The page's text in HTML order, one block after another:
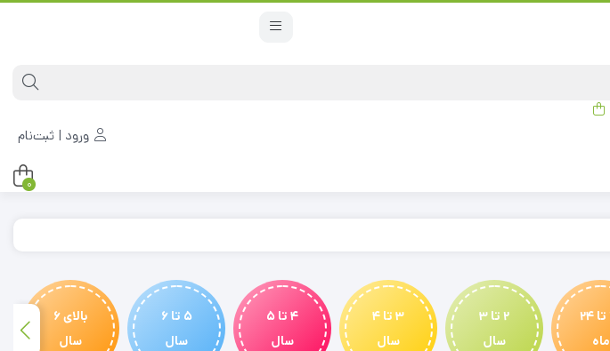
ورود | ثبت‌نام
0
18 تا 24
ماه
2 تا 3
سال
3 تا 4
سال
4 تا 5
سال
5 تا 6
سال
بالای 6
سال